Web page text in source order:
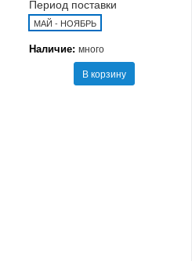
Период поставки
МАЙ - НОЯБРЬ
Наличие: много
В корзину